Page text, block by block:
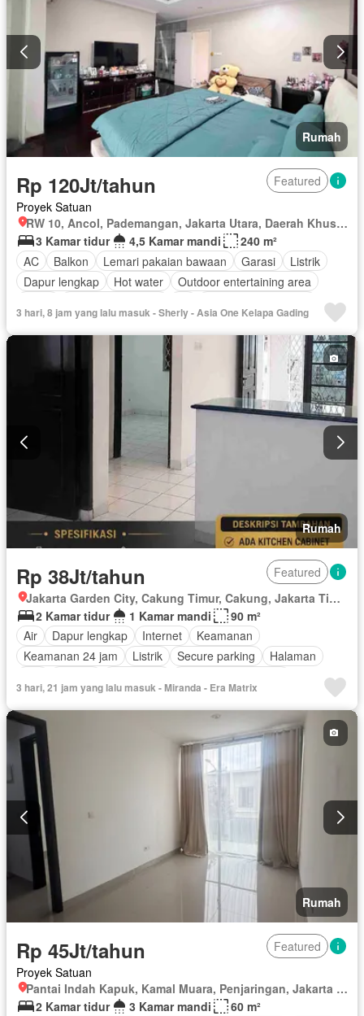
Rumah
Rp 120Jt/tahun
Featured
Proyek Satuan
RW 10, Ancol, Pademangan, Jakarta Utara, Daerah Khusus Ibukota Jakarta
3 Kamar tidur
4,5 Kamar mandi
240 m²
AC
Balkon Lemari pakaian bawaan Garasi
Listrik
Dapur lengkap
Hot water
Outdoor entertaining area
3 hari, 8 jam yang lalu masuk - Sherly - Asia One Kelapa Gading
Rumah
Rp 38Jt/tahun
Featured
Jakarta Garden City, Cakung Timur, Cakung, Jakarta Timur, Daerah Khusus Ibukota Jakarta
2 Kamar tidur
1 Kamar mandi
90 m²
Air
Dapur lengkap Internet
Keamanan
Keamanan 24 jam
Listrik Secure parking
Halaman
3 hari, 21 jam yang lalu masuk - Miranda - Era Matrix
Rumah
Rp 45Jt/tahun
Featured
Proyek Satuan
Pantai Indah Kapuk, Kamal Muara, Penjaringan, Jakarta Utara, Daerah Khusus Ibukota Jakarta
2 Kamar tidur
3 Kamar mandi
60 m²